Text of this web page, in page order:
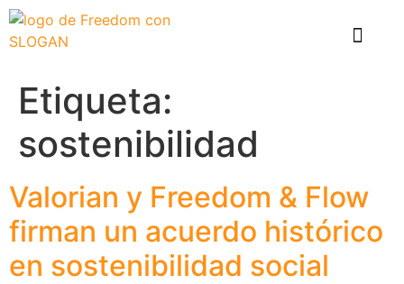
Etiqueta:
sostenibilidad
Valorian y Freedom & Flow
firman un acuerdo histórico
en sostenibilidad social